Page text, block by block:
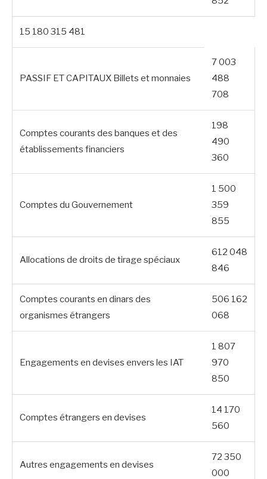
15 180 315 481
PASSIF ET CAPITAUX Billets et monnaies
7 003
488
708
Comptes courants des banques et des
établissements financiers
198
490
360
Comptes du Gouvernement
1 500
359
855
Allocations de droits de tirage spéciaux
612 048
846
Comptes courants en dinars des
organismes étrangers
506 162
068
Engagements en devises envers les IAT
1 807
970
850
Comptes étrangers en devises
14 170
560
Autres engagements en devises
72 350
000